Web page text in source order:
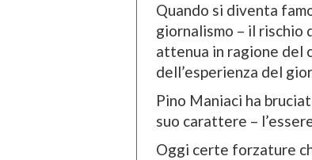
Quando si diventa
giornalismo – il rischio
attenua in ragione del
dell’esperienza del
Pino Maniaci ha
suo carattere –
Oggi certe forzature